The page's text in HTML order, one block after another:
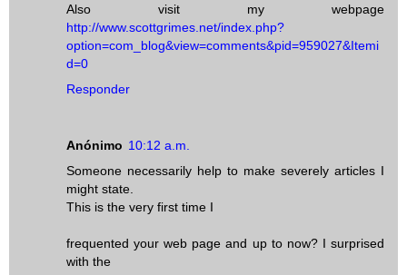
Also visit my webpage
http://www.scottgrimes.net/index.php?
option=com_blog&view=comments&pid=959027&Itemi
d=0
Responder
Anónimo 10:12 a.m.
Someone necessarily help to make severely articles I
might state.
This is the very first time I
frequented your web page and up to now? I surprised
with the